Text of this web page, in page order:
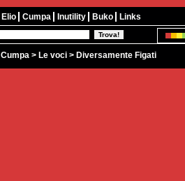
Cumpa > Le voci > Diversamente Figati
Elio Cumpa Inutility Buko Links